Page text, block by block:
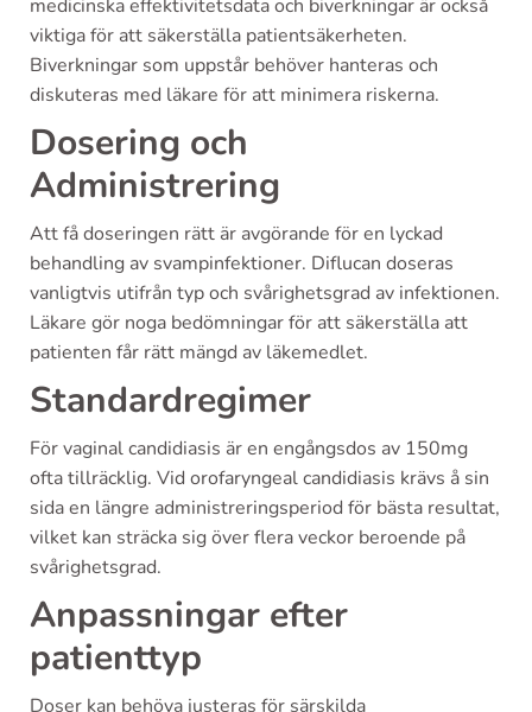
medicinska effektivitetsdata och biverkningar är också
viktiga för att säkerställa patientsäkerheten.
Biverkningar som uppstår behöver hanteras och
diskuteras med läkare för att minimera riskerna.
Dosering och
Administrering
Att få doseringen rätt är avgörande för en lyckad
behandling av svampinfektioner. Diflucan doseras
vanligtvis utifrån typ och svårighetsgrad av infektionen.
Läkare gör noga bedömningar för att säkerställa att
patienten får rätt mängd av läkemedlet.
Standardregimer
För vaginal candidiasis är en engångsdos av 150mg
ofta tillräcklig. Vid orofaryngeal candidiasis krävs å sin
sida en längre administreringsperiod för bästa resultat,
vilket kan sträcka sig över flera veckor beroende på
svårighetsgrad.
Anpassningar efter
patienttyp
Doser kan behöva justeras för särskilda